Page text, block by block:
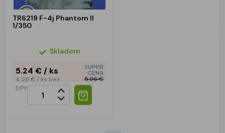
TR6219 F-4j Phantom II
1/350
Skladom
5.24 €/ ks
4.26 € / ks bez
DPH
SUPER
CENA
5.96 €